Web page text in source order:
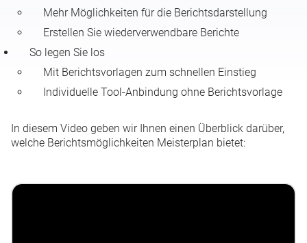
Tableau mit Meisterplan verbinden
Reporting API - API-Token verwalten
Mehr Möglichkeiten für die Berichtsdarstellung
Erstellen Sie wiederverwendbare Berichte
So legen Sie los
Mit Berichtsvorlagen zum schnellen Einstieg
Individuelle Tool-Anbindung ohne Berichtsvorlage
In diesem Video geben wir Ihnen einen Überblick darüber,
welche Berichtsmöglichkeiten Meisterplan bietet: